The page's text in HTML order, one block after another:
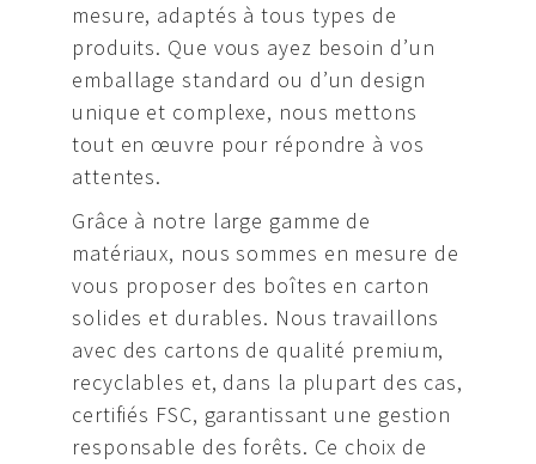
mesure, adaptés à tous types de
produits. Que vous ayez besoin d’un
emballage standard ou d’un design
unique et complexe, nous mettons
tout en œuvre pour répondre à vos
attentes.
Grâce à notre large gamme de
matériaux, nous sommes en mesure de
vous proposer des boîtes en carton
solides et durables. Nous travaillons
avec des cartons de qualité premium,
recyclables et, dans la plupart des cas,
certifiés FSC, garantissant une gestion
responsable des forêts. Ce choix de